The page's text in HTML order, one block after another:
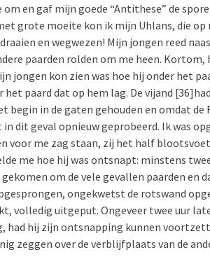
en gaf mijn goede “Antithese” de
grote moeite kon ik mijn Uhlans, die
en wegwezen! Mijn jongen reed
paarden rolden om me heen. Kortom,
jongen kon zien was hoe hij onder het
paard dat op hem lag. De vijand
begin in de gaten gehouden en omdat de
dit geval opnieuw geprobeerd. Ik was
voor me zag staan, zij het half
me hoe hij was ontsnapt: minstens
om de vele gevallen paarden en
ongekwetst de rotswand
volledig uitgeput. Ongeveer twee uur
had hij zijn ontsnapping kunnen
zeggen over de verblijfplaats van de